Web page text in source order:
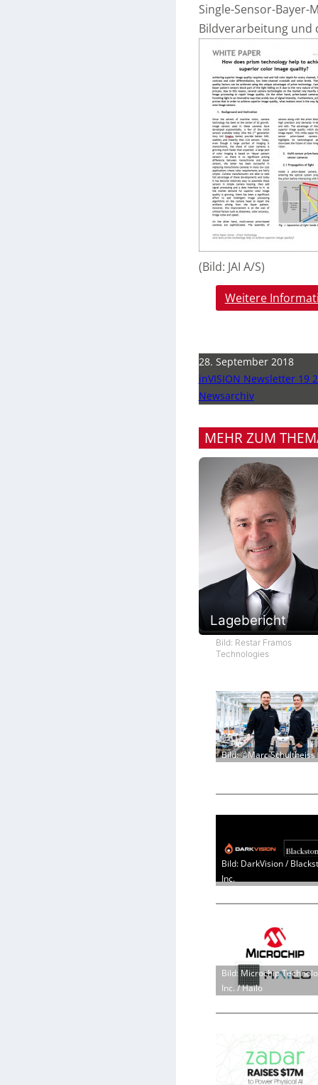
Single-Sensor-
Bildverarbeitung und
(Bild: JAI A/S)
Weitere
28. September 2018
inVISION Newsletter 19
Newsarchiv
MEHR ZUM
Lagebericht
Bild: Restar Framos
Technologies
Bild: ©Marc Schultheiss
Bild: DarkVision /
Inc.
Bild: Microchip
Inc. / Hailo